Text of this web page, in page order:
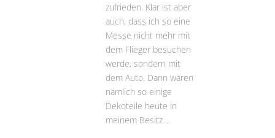
zufrieden. Klar ist aber
auch, dass ich so eine
Messe nicht mehr mit
dem Flieger besuchen
werde, sondern mit
dem Auto. Dann wären
nämlich so einige
Dekoteile heute in
meinem Besitz…